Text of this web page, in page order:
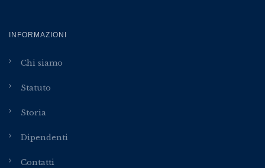
INFORMAZIONI
Chi siamo
Statuto
Storia
Dipendenti
Contatti